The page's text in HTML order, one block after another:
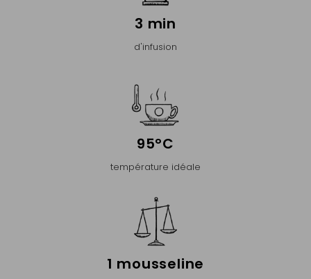
3 min
d'infusion
95°C
température idéale
1 mousseline